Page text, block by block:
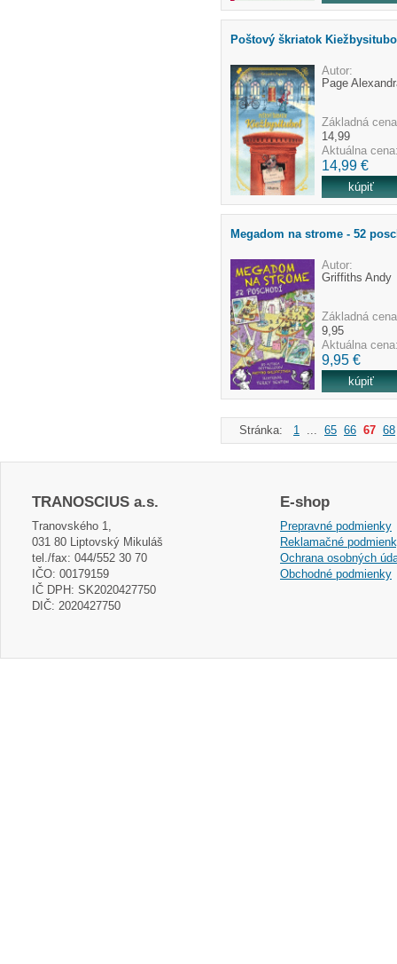
Poštový škriatok
Autor:
Page
Základná
14,99
Aktuálna
14,99 €
Megadom na strome - 52
Autor:
Griffiths Andy
Základná
9,95
Aktuálna
9,95 €
Stránka: 1 ... 65 66 67 68
TRANOSCIUS a.s.
Tranovského 1,
031 80 Liptovský Mikuláš
tel./fax: 044/552 30 70
IČO: 00179159
IČ DPH: SK2020427750
DIČ: 2020427750
E-shop
Prepravné podmienky
Reklamačné
Ochrana osobných
Obchodné podmienky